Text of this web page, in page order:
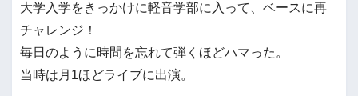
大学入学をきっかけに軽音学部に入って、ベースに再
チャレンジ！
毎日のように時間を忘れて弾くほどハマった。
当時は月1ほどライブに出演。